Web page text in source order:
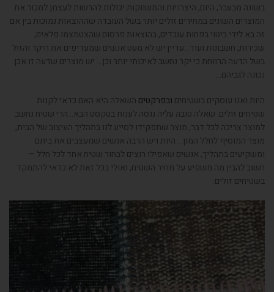
בשונה מבעבר, היום, היצרניות והמשווקות יכולות להרשות לעצמן למכור את
המוצרים השונים במחירים זולים יותר בשל העובדה שההוצאות נמוכות בין אם
זה בא לידי ביטוי בפחות עובדים, בהוצאות פרסום שהצטמצמו פלאים,
שכירות, חשבונות ועוד…עדיין יש לא מעט אנשים שמעדיפים את היקר והזול
בשל הדעה הרווחת כי יקר נחשב לאיכותי יותר וכן… יש מוצרים שדעה זו אכן
נכונה לגביהם…
היות ואנו עוסקים בשטיחים ובפרקטים השאלה היא האם כדאי לקנות
שטיחים זולים. שאלה טובה עליה ננסה לענות בטקסט הבא…הרי שטיח נחשב
למוצר צריכה לכל דבר, מוצר שתפקידו לסייע לנו בתהליך העיצוב של הבית,
מוצר המוסיף לחלל המון… היות ויש הרבה אנשים שמעצבים את ביתם
ומשקיעים בתהליך, אנשים שאפילו רוצים לבחור שטיח אחד לכל חלל –
חשוב להבין מה משפיע על מחיר השטיח, ואולי בכל זאת לא כדאי להתמקד
בשטיחים זולים.